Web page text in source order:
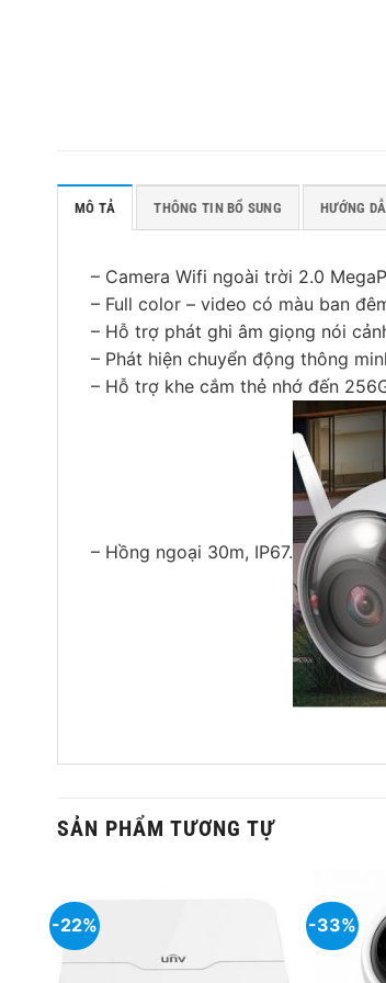
MÔ TẢ THÔNG TIN BỔ SUNG HƯỚNG
– Camera Wifi ngoài trời 2.0
– Full color – video có màu ban
– Hỗ trợ phát ghi âm giọng nói
– Phát hiện chuyển động thông
– Hỗ trợ khe cắm thẻ nhớ đến
– Hồng ngoại 30m, IP67.
SẢN PHẨM TƯƠNG TỰ
-22% -33%